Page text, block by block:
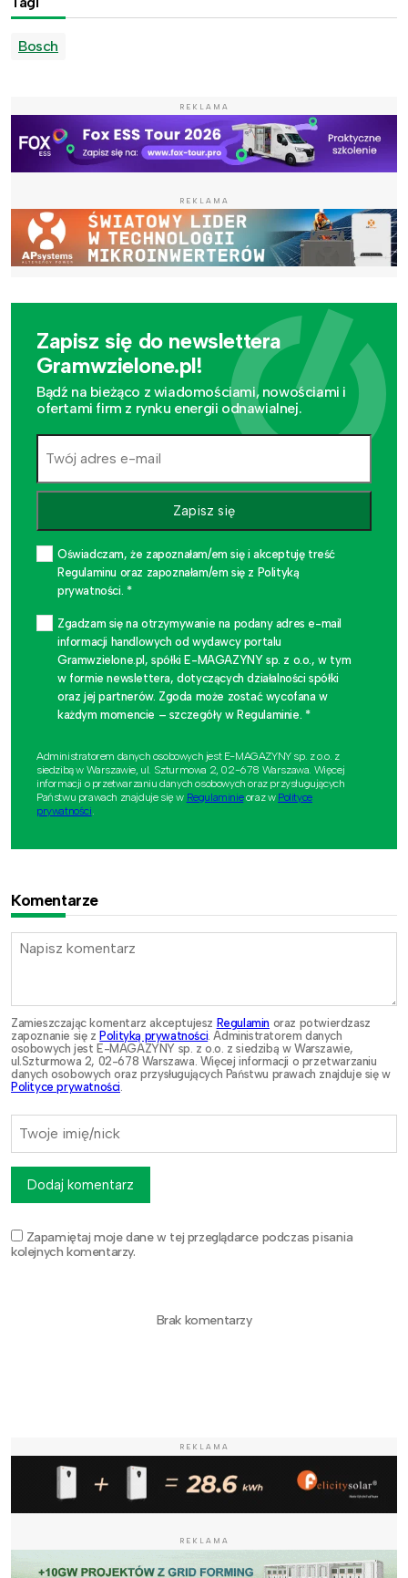
Bosch
REKLAMA
REKLAMA
Zapisz się do newslettera
Gramwzielone.pl!
Bądź na bieżąco z wiadomościami, nowościami i
ofertami firm z rynku energii odnawialnej.
Zapisz się
Oświadczam, że zapoznałam/em się i akceptuję treść
Regulaminu oraz zapoznałam/em się z Polityką
prywatności. *
Zgadzam się na otrzymywanie na podany adres e-mail
informacji handlowych od wydawcy portalu
Gramwzielone.pl, spółki E-MAGAZYNY sp. z o.o., w tym
w formie newslettera, dotyczących działalności spółki
oraz jej partnerów. Zgoda może zostać wycofana w
każdym momencie – szczegóły w Regulaminie. *
Administratorem danych osobowych jest E-MAGAZYNY sp. z o.o. z
siedzibą w Warszawie, ul. Szturmowa 2, 02-678 Warszawa. Więcej
informacji o przetwarzaniu danych osobowych oraz przysługujących
Państwu prawach znajduje się w Regulaminieoraz w Polityce
prywatności.
Komentarze
Zamieszczając komentarz akceptujesz Regulamin oraz potwierdzasz
zapoznanie się zPolityką prywatności . Administratorem danych
osobowych jest E-MAGAZYNY sp. z o.o. z siedzibą w Warszawie,
ul.Szturmowa 2, 02-678 Warszawa. Więcej informacji o przetwarzaniu
danych osobowych oraz przysługujących Państwu prawach znajduje się w
Polityce prywatności
Zapamiętaj moje dane w tej przeglądarce podczas pisania
kolejnych komentarzy.
Dodaj komentarz
Brak komentarzy
REKLAMA
REKLAMA